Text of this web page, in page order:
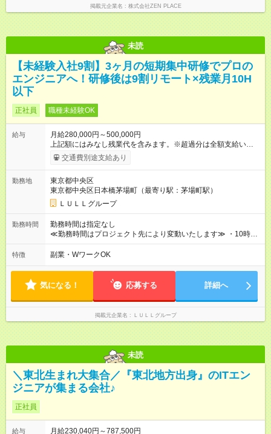
掲載元企業名 株式会社ZEN PLACE
未読
【未経験入社9割】3ヶ月の短期集中研修でプロの
エンジニアへ！研修後は9割リモート×残業月10H
以下
正社員 職種未経験OK
給与
月給280,000円～500,000円
上記額にはみなし残業代を含みます。※超過分は全額支給いたし
ます。 みなし残業代 15,715円／月 みなし残業時間 7.5時間／月
※経験・能力をお持ちの方は、スキルに応じて優遇いたします。
と給与に、本採用時と異なる部分があります。 雇用形態：中途
採用（契約社員） 給与：本採用時と同じです。 昇給年1回（研
修終了後） 賞与年2回（2月・8月）＋業績賞与あり ◤スキルア
ップも、収入アップも。◢ 入社後の成長や頑張りは、しっかり
給与で還元しています。 実際にほぼ全員が入社1年以内に昇給を
実現。 なかには転職後に年収250万円以上アップした社員も。
だけ、収入アップも目指せる環境です！
交通費別途支給あり
勤務地
東京都中央区
東京都中央区日本橋茅場町（最寄り駅：茅場町駅）
ＬＵＬＬグループ
勤務時間
勤務時間は指定なし
≪勤務時間はプロジェクト先により変動いたします≫ ・10時00
分～19時00分（休憩1時間） ・9時00分～18時00分（休憩1時
間） ＼平日夜も、ちゃんと「自分時間」がつくれます／ 残業は
やサウナなど、 趣味の時間を楽しむ社員も多くいます◎
特徴 副業・WワークOK
気になる！ 応募する 詳細へ
掲載元企業名 ＬＵＬＬグループ
未読
＼東北生まれ大集合／『東北地方出身』のITエン
ジニアが集まる会社♪
正社員
給与 月給230,040円～787,500円